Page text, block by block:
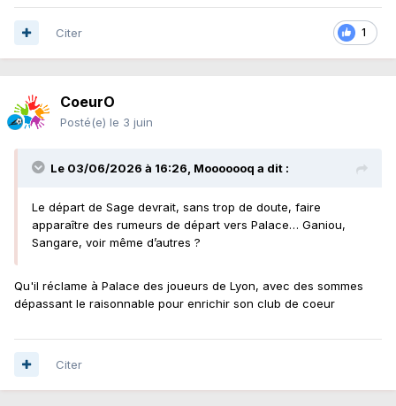
1
Citer
CoeurO
Posté(e) le 3 juin
Le 03/06/2026 à 16:26, Mooooooq a dit :
Le départ de Sage devrait, sans trop de doute, faire
apparaître des rumeurs de départ vers Palace… Ganiou,
Sangare, voir même d’autres ?
Qu'il réclame à Palace des joueurs de Lyon, avec des sommes
dépassant le raisonnable pour enrichir son club de coeur
Citer